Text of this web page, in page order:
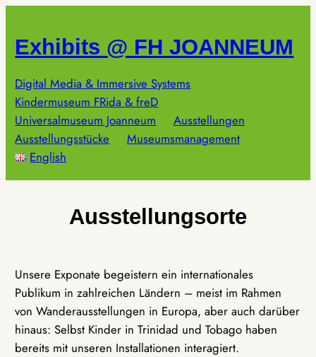
springen
Exhibits @ FH JOANNEUM
Digital Media & Immersive Systems
Kindermuseum FRida & freD
Universalmuseum Joanneum
Ausstellungen
Ausstellungsstücke
Museumsmanagement
English
Ausstellungsorte
Unsere Exponate begeistern ein internationales
Publikum in zahlreichen Ländern – meist im Rahmen
von Wanderausstellungen in Europa, aber auch darüber
hinaus: Selbst Kinder in Trinidad und Tobago haben
bereits mit unseren Installationen interagiert.